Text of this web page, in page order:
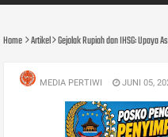
Home Artikel Gejolak Rupiah dan IHSG: Upaya
MEDIA PERTIWI JUNI 05,